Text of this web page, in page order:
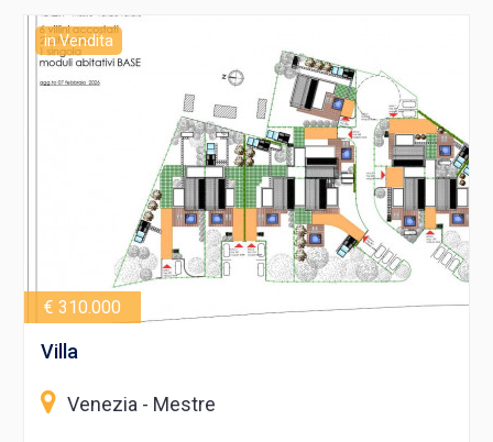
€ 310.000
in Vendita
Villa
Venezia - Mestre